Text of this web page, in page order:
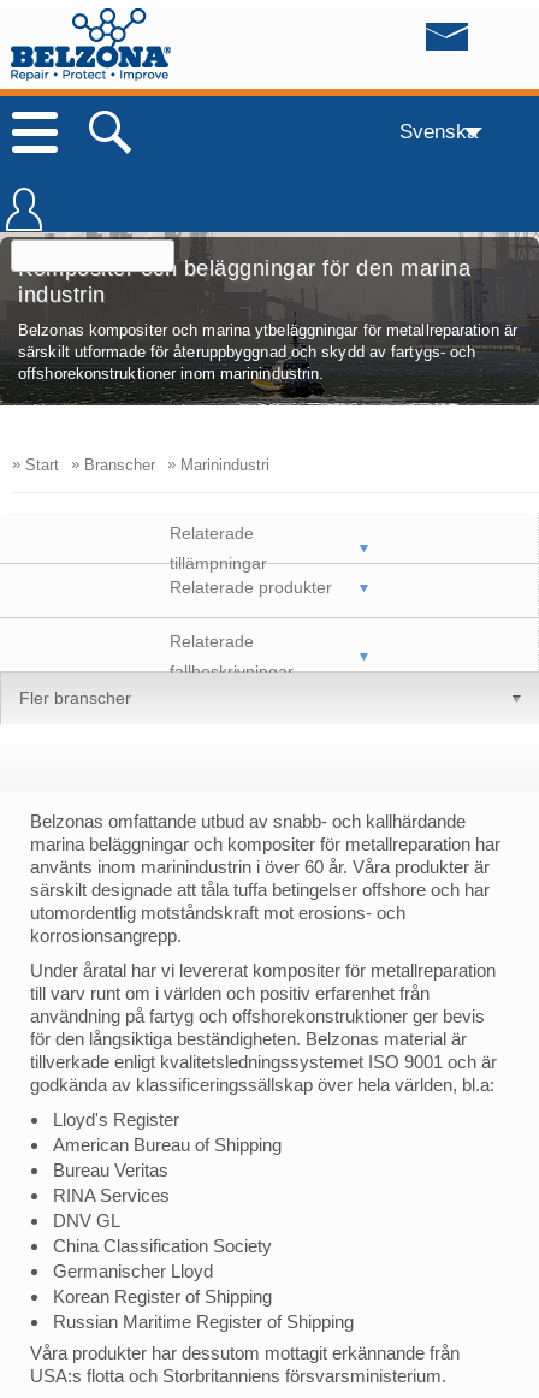
Svenska
Kompositer och beläggningar för den marina
industrin
Belzonas kompositer och marina ytbeläggningar för metallreparation är
särskilt utformade för återuppbyggnad och skydd av fartygs- och
offshorekonstruktioner inom marinindustrin.
» Start » Branscher » Marinindustri
Relaterade
tillämpningar
Relaterade produkter
Relaterade
fallbeskrivningar
Fler branscher
Belzonas omfattande utbud av snabb- och kallhärdande
marina beläggningar och kompositer för metallreparation har
använts inom marinindustrin i över 60 år. Våra produkter är
särskilt designade att tåla tuffa betingelser offshore och har
utomordentlig motståndskraft mot erosions- och
korrosionsangrepp.
Under åratal har vi levererat kompositer för metallreparation
till varv runt om i världen och positiv erfarenhet från
användning på fartyg och offshorekonstruktioner ger bevis
för den långsiktiga beständigheten. Belzonas material är
tillverkade enligt kvalitetsledningssystemet ISO 9001 och är
godkända av klassificeringssällskap över hela världen, bl.a:
Lloyd's Register
American Bureau of Shipping
Bureau Veritas
RINA Services
DNV GL
China Classification Society
Germanischer Lloyd
Korean Register of Shipping
Russian Maritime Register of Shipping
Våra produkter har dessutom mottagit erkännande från
USA:s flotta och Storbritanniens försvarsministerium.